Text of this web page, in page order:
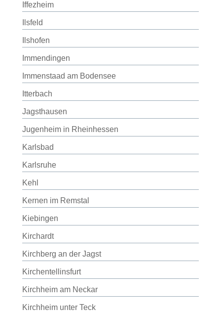
Iffezheim
Ilsfeld
Ilshofen
Immendingen
Immenstaad am Bodensee
Itterbach
Jagsthausen
Jugenheim in Rheinhessen
Karlsbad
Karlsruhe
Kehl
Kernen im Remstal
Kiebingen
Kirchardt
Kirchberg an der Jagst
Kirchentellinsfurt
Kirchheim am Neckar
Kirchheim unter Teck